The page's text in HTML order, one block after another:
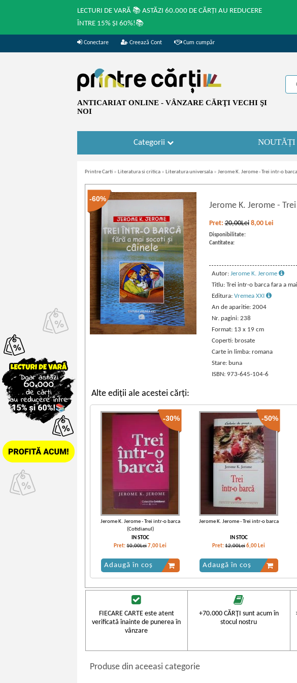
LECTURI DE VARĂ 📚 ASTĂZI 60.000 DE CĂRȚI AU REDUCERE
ÎNTRE 15% ȘI 60%!📚
Conectare Creează Cont Cum cumpăr
ANTICARIAT ONLINE - VÂNZARE CĂRŢI VECHI ŞI
NOI
Categorii NOUTĂȚI
Printre Carti » Literatura si critica » Literatura universala » Jerome K. Jerome - Trei intr-o
-60%
Jerome K. Jerome -
Pret:20,00Lei 8,00 Lei
Disponibilitate:
Cantitatea:
Autor: Jerome K. Jerome
Titlu: Trei intr-o barca fara a
Editura: Vremea XXI
An de aparitie: 2004
Nr. pagini: 238
Format: 13 x 19 cm
Coperti: brosate
Carte in limba: romana
Stare: buna
ISBN: 973-645-104-6
Alte ediții ale acestei cărți:
-30%
Jerome K. Jerome - Trei intr-o barca
(Cotidianul)
IN STOC
Pret:10,00Lei 7,00 Lei
Adaugă în coș
-50%
Jerome K. Jerome - Trei intr-o barca
IN STOC
Pret:12,00Lei6,00 Lei
Adaugă în coș
FIECARE CARTE este atent
verificată înainte de punerea în
vânzare
+70.000 CĂRŢI sunt acum în
stocul nostru
Produse din aceeasi categorie